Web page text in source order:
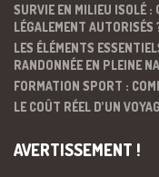
SURVIE EN MILIEU ISOLÉ :
LÉGALEMENT AUTORISÉS
LES ÉLÉMENTS
RANDONNÉE EN PLEINE
FORMATION SPORT :
LE COÛT RÉEL D’UN
AVERTISSEMENT !